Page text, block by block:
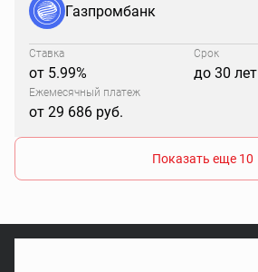
Газпромбанк
Ставка
от 5.99%
Срок
до 30 лет
Ежемесячный платеж
от 29 686 руб.
Показать еще 10